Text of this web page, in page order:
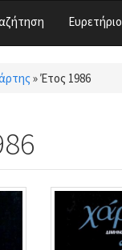
Ευρετήριο
»Έτος 1986